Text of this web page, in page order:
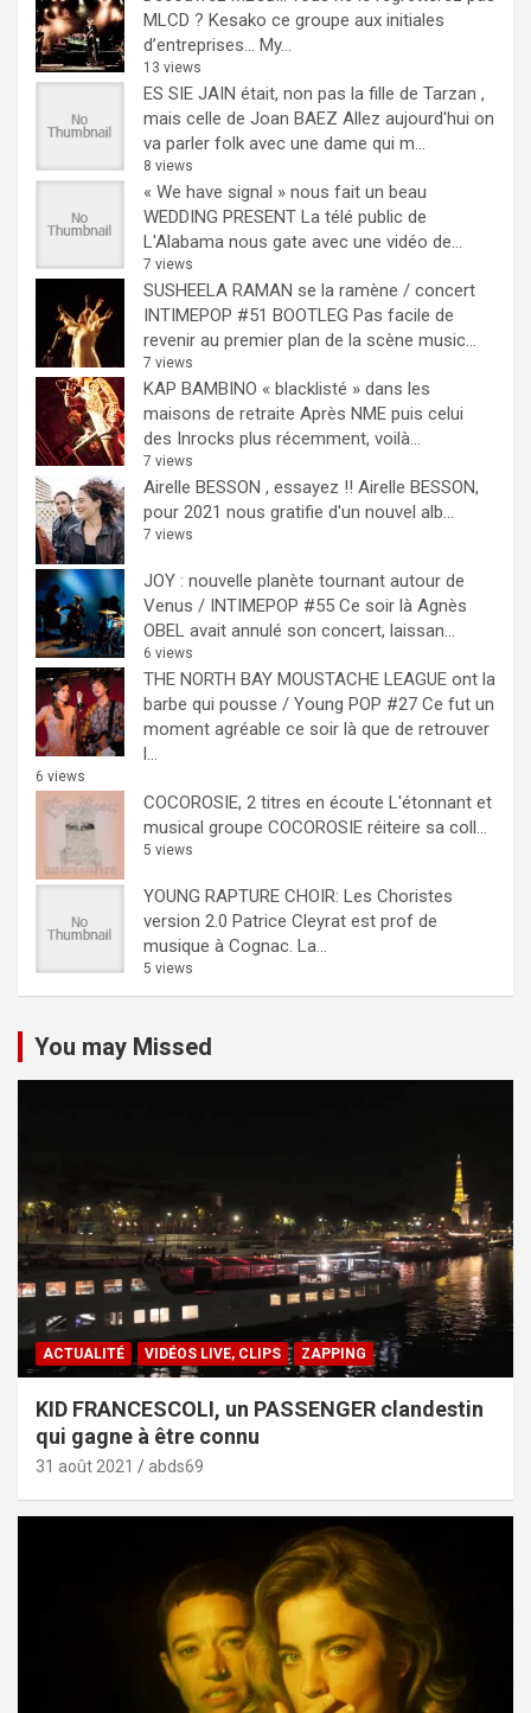
MLCD ? Kesako ce groupe aux initiales
d’entreprises… My...
13 views
ES SIE JAIN était, non pas la fille de Tarzan ,
mais celle de Joan BAEZ Allez aujourd'hui on
va parler folk avec une dame qui m...
8 views
« We have signal » nous fait un beau
WEDDING PRESENT La télé public de
L'Alabama nous gate avec une vidéo de...
7 views
SUSHEELA RAMAN se la ramène / concert
INTIMEPOP #51 BOOTLEG Pas facile de
revenir au premier plan de la scène music...
7 views
KAP BAMBINO « blacklisté » dans les
maisons de retraite Après NME puis celui
des Inrocks plus récemment, voilà...
7 views
Airelle BESSON , essayez !! Airelle BESSON,
pour 2021 nous gratifie d'un nouvel alb...
7 views
JOY : nouvelle planète tournant autour de
Venus / INTIMEPOP #55 Ce soir là Agnès
OBEL avait annulé son concert, laissan...
6 views
THE NORTH BAY MOUSTACHE LEAGUE ont la
barbe qui pousse / Young POP #27 Ce fut un
moment agréable ce soir là que de retrouver
l...
6 views
COCOROSIE, 2 titres en écoute L'étonnant et
musical groupe COCOROSIE réiteire sa coll...
5 views
YOUNG RAPTURE CHOIR: Les Choristes
version 2.0 Patrice Cleyrat est prof de
musique à Cognac. La...
5 views
You may Missed
ACTUALITÉ VIDÉOS LIVE, CLIPS ZAPPING
KID FRANCESCOLI, un PASSENGER clandestin
qui gagne à être connu
31 août 2021 abds69